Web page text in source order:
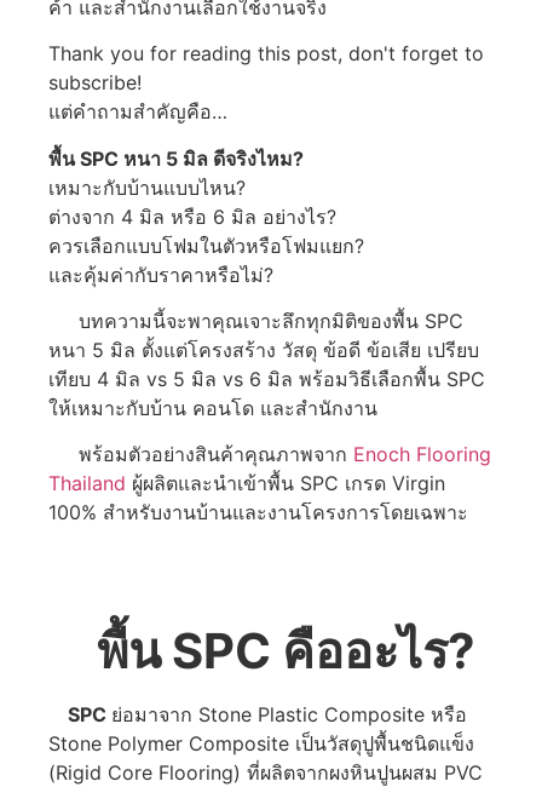
ค้า และสำนักงานเลือกใช้งานจริง
Thank you for reading this post, don't forget to
subscribe!
แต่คำถามสำคัญคือ…
พื้น SPC หนา 5 มิล ดีจริงไหม?
เหมาะกับบ้านแบบไหน?
ต่างจาก 4 มิล หรือ 6 มิล อย่างไร?
ควรเลือกแบบโฟมในตัวหรือโฟมแยก?
และคุ้มค่ากับราคาหรือไม่?
บทความนี้จะพาคุณเจาะลึกทุกมิติของพื้น SPC
หนา 5 มิล ตั้งแต่โครงสร้าง วัสดุ ข้อดี ข้อเสีย เปรียบ
เทียบ 4 มิล vs 5 มิล vs 6 มิล พร้อมวิธีเลือกพื้น SPC
ให้เหมาะกับบ้าน คอนโด และสำนักงาน
พร้อมตัวอย่างสินค้าคุณภาพจาก Enoch Flooring
Thailand ผู้ผลิตและนำเข้าพื้น SPC เกรด Virgin
100% สำหรับงานบ้านและงานโครงการโดยเฉพาะ
พื้น SPC คืออะไร?
SPC ย่อมาจาก Stone Plastic Composite หรือ
Stone Polymer Composite เป็นวัสดุปูพื้นชนิดแข็ง
(Rigid Core Flooring) ที่ผลิตจากผงหินปูนผสม PVC